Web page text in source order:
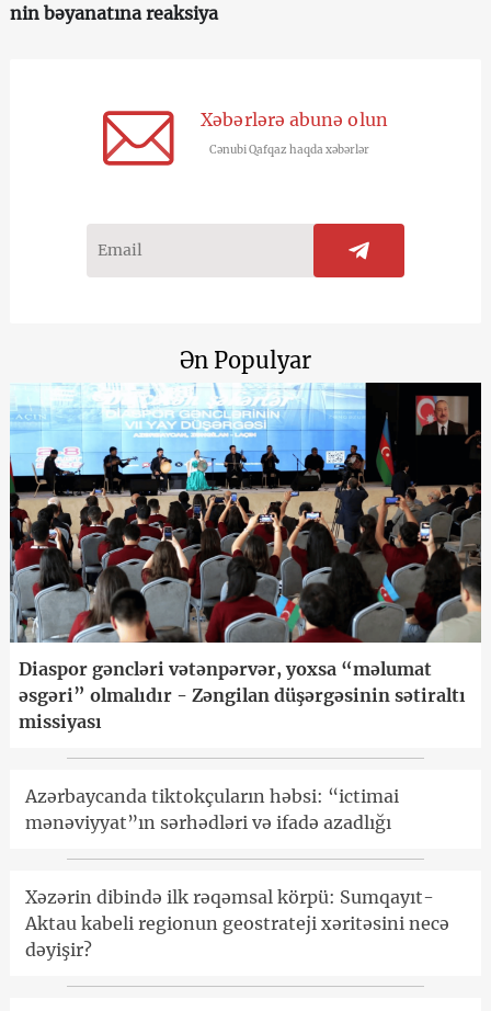
nin bəyanatına reaksiya
Xəbərlərə abunə olun
Cənubi Qafqaz haqda xəbərlər
Ən Populyar
Diaspor gəncləri vətənpərvər, yoxsa “məlumat
əsgəri” olmalıdır - Zəngilan düşərgəsinin sətiraltı
missiyası
Azərbaycanda tiktokçuların həbsi: “ictimai
mənəviyyat”ın sərhədləri və ifadə azadlığı
Xəzərin dibində ilk rəqəmsal körpü: Sumqayıt-
Aktau kabeli regionun geostrateji xəritəsini necə
dəyişir?